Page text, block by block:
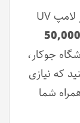
دستگاه یووی ال ای دی ناخن SUN1 از لامپ UV
50,000
جوکار،
که نیازی
شما